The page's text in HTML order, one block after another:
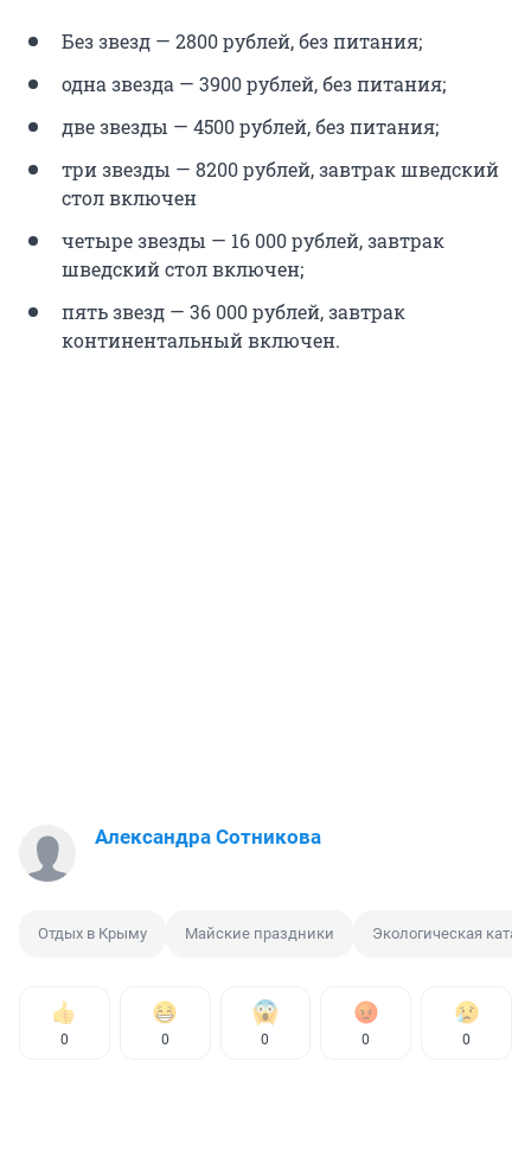
Без звезд — 2800 рублей, без питания;
одна звезда — 3900 рублей, без питания;
две звезды — 4500 рублей, без питания;
три звезды — 8200 рублей, завтрак шведский
стол включен
четыре звезды — 16 000 рублей, завтрак
шведский стол включен;
пять звезд — 36 000 рублей, завтрак
континентальный включен.
Александра Сотникова
Отдых в Крыму Майские праздники Экологическая
0 0 0 0 0